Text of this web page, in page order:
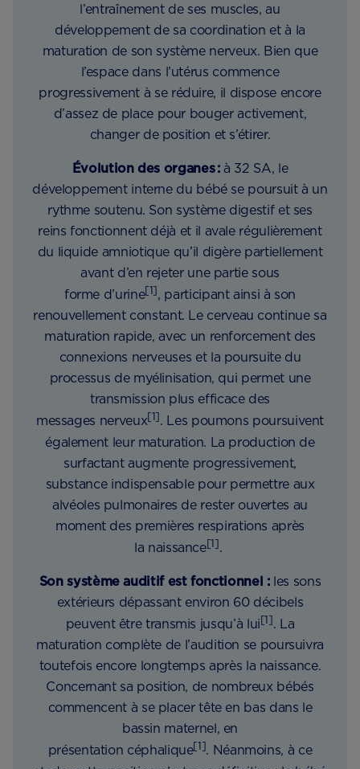
l’entraînement de ses muscles, au
développement de sa coordination et à la
maturation de son système nerveux. Bien que
l’espace dans l’utérus commence
progressivement à se réduire, il dispose encore
d’assez de place pour bouger activement,
changer de position et s’étirer.
Évolution des organes : à 32 SA, le
développement interne du bébé se poursuit à un
rythme soutenu. Son système digestif et ses
reins fonctionnent déjà et il avale régulièrement
du liquide amniotique qu’il digère partiellement
avant d’en rejeter une partie sous
forme d’urine[1], participant ainsi à son
renouvellement constant. Le cerveau continue sa
maturation rapide, avec un renforcement des
connexions nerveuses et la poursuite du
processus de myélinisation, qui permet une
transmission plus efficace des
messages nerveux[1]. Les poumons poursuivent
également leur maturation. La production de
surfactant augmente progressivement,
substance indispensable pour permettre aux
alvéoles pulmonaires de rester ouvertes au
moment des premières respirations après
la naissance[1].
Son système auditif est fonctionnel :les sons
extérieurs dépassant environ 60 décibels
peuvent être transmis jusqu’à lui[1]. La
maturation complète de l’audition se poursuivra
toutefois encore longtemps après la naissance.
Concernant sa position, de nombreux bébés
commencent à se placer tête en bas dans le
bassin maternel, en
présentation céphalique[1]. Néanmoins, à ce